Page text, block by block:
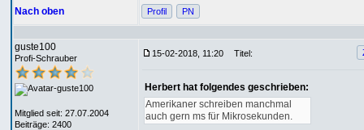
Nach oben Profil PN
guste100
Profi-Schrauber
Mitglied seit: 27.07.2004
Beiträge: 2400
15-02-2018, 11:20 Titel:
Herbert hat folgendes geschrieben:
Amerikaner schreiben manchmal
auch gern ms für Mikrosekunden.